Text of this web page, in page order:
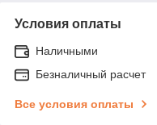
Условия оплаты
Наличными
Безналичный расчет
Все условия оплаты